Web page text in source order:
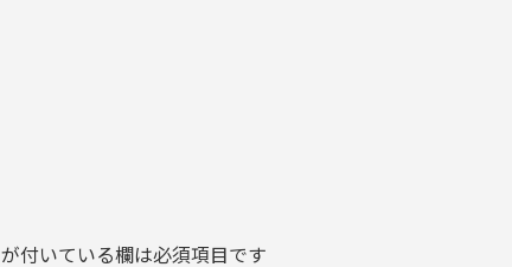
が付いている欄は必須項目です